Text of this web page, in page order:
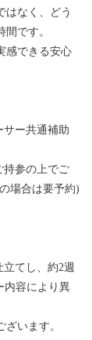
はなく、どう
です。
感できる安心
サー共通補助
持参の上でご
場合は要予約)
てし、約2週
内容により異
います。